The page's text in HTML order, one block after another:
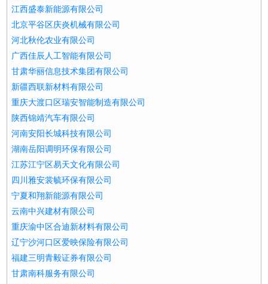
江西盛泰新能源有限公司
北京平谷区庆炎机械有限公司
河北秋伦农业有限公司
广西佳辰人工智能有限公司
甘肃华丽信息技术集团有限公司
新疆西联新材料有限公司
重庆大渡口区瑞安智能制造有限公司
陕西锦靖汽车有限公司
河南安阳长城科技有限公司
湖南岳阳调明环保有限公司
江苏江宁区易天文化有限公司
四川雅安裳毓环保有限公司
宁夏和翔新能源有限公司
云南中兴建材有限公司
重庆渝中区合迪新材料有限公司
辽宁沙河口区爱映保险有限公司
福建三明青毅证券有限公司
甘肃南科服务有限公司